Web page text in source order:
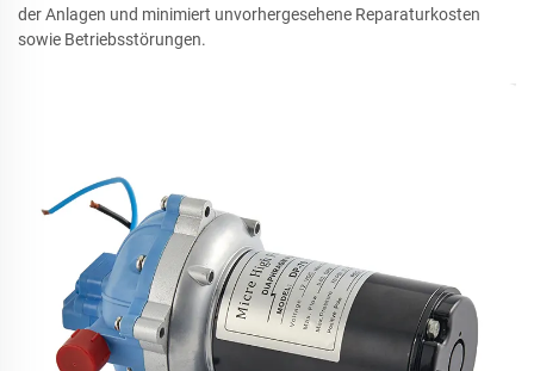
der Anlagen und minimiert unvorhergesehene Reparaturkosten
sowie Betriebsstörungen.